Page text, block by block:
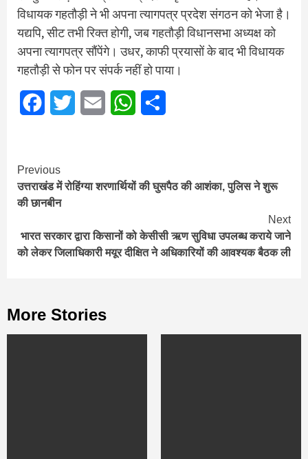
विधायक गहतौड़ी ने भी अपना त्यागपत्र प्रदेश संगठन को भेजा है।
यद्यपि, सीट तभी रिक्त होगी, जब गहतौड़ी विधानसभा अध्यक्ष को
अपना त्यागपत्र सौंपेंगे। उधर, काफी प्रयासों के बाद भी विधायक
गहतौड़ी से फोन पर संपर्क नहीं हो पाया।
FacebookTwitter Email WhatsApp
Continue
Reading
Previous
उत्तराखंड में रोहिंग्या शरणार्थियों की घुसपैठ की आशंका, पुलिस ने शुरू
की छानबीन
Next
भारत सरकार द्वारा किसानों को केसीसी ऋण सुविधा उपलब्ध कराये जाने
को लेकर जिलाधिकारी मयूर दीक्षित ने अधिकारियों की आवश्यक बैठक ली
More Stories